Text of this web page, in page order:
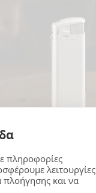
Διαφημιστικός
0507
Αναπτήρας, με φακό LED,
πληροφορίες
λειτουργίες
πλοήγησης και να